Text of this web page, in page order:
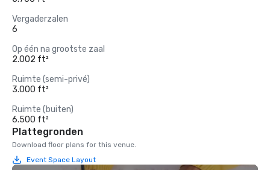
Vergaderzalen
6
Op één na grootste zaal
2.002 ft²
Ruimte (semi-privé)
3.000 ft²
Ruimte (buiten)
6.500 ft²
Plattegronden
Download floor plans for this venue.
Event Space Layout